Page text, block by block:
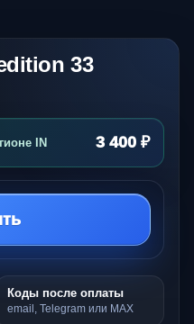
33
IN 3 400 ₽
Коды после оплаты
email, Telegram или MAX